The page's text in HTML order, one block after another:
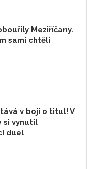
Meziříčany.
sami chtěli
v boji o titul! V
si vynutil
duel